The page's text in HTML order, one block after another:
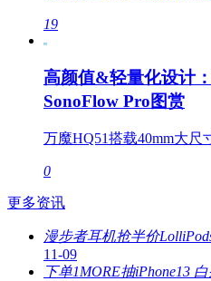
19
高颜值&轻量化设计
SonoFlow Pro图赏
万魔HQ51搭载40mm大尺
0
更多资讯
漫步者耳机抢半价
11-09
下单1MORE抽iPhone13